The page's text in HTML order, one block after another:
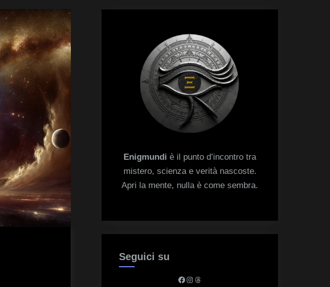
Enigmundi è il punto d’incontro tra
mistero, scienza e verità nascoste.
Apri la mente, nulla è come sembra.
Seguici su
Facebook
Instagram
Threads